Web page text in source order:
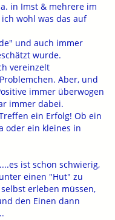
in Imst & mehrere im
wohl was das auf
und auch immer
wurde.
vereinzelt
Aber, und
immer überwogen
immer dabei.
ein Erfolg! Ob ein
oder ein kleines in
ist schon schwierig,
einen "Hut" zu
erleben müssen,
den Einen dann